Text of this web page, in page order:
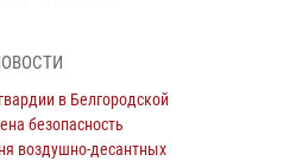
проникновение в детский
1
в Белгородской
безопасность
воздушно-десантных